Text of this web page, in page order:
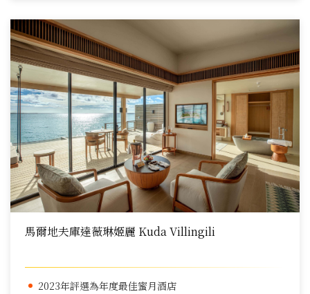
馬爾地夫庫達薇琳姬麗 Kuda Villingili
2023年評選為年度最佳蜜月酒店